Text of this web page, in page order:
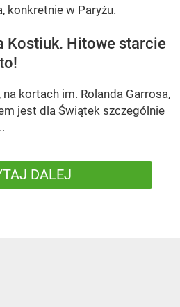
konkretnie w Paryżu.
Kostiuk. Hitowe starcie
kortach im. Rolanda Garrosa,
jest dla Świątek szczególnie
DALEJ